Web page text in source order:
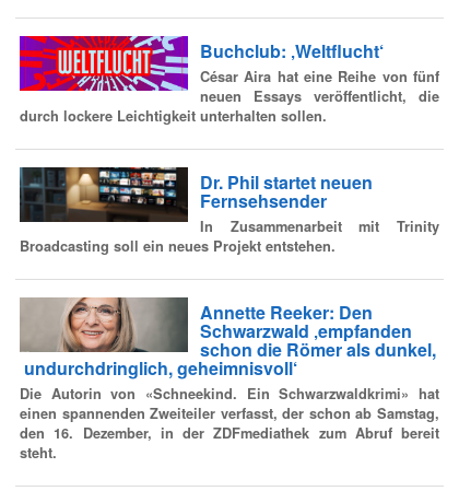
Buchclub: ‚Weltflucht‘
César Aira hat eine Reihe von fünf
neuen Essays veröffentlicht, die
durch lockere Leichtigkeit unterhalten sollen.
Dr. Phil startet neuen
Fernsehsender
In Zusammenarbeit mit Trinity
Broadcasting soll ein neues Projekt entstehen.
Annette Reeker: Den
Schwarzwald ‚empfanden
schon die Römer als dunkel,
undurchdringlich, geheimnisvoll‘
Die Autorin von «Schneekind. Ein Schwarzwaldkrimi» hat
einen spannenden Zweiteiler verfasst, der schon ab Samstag,
den 16. Dezember, in der ZDFmediathek zum Abruf bereit
steht.